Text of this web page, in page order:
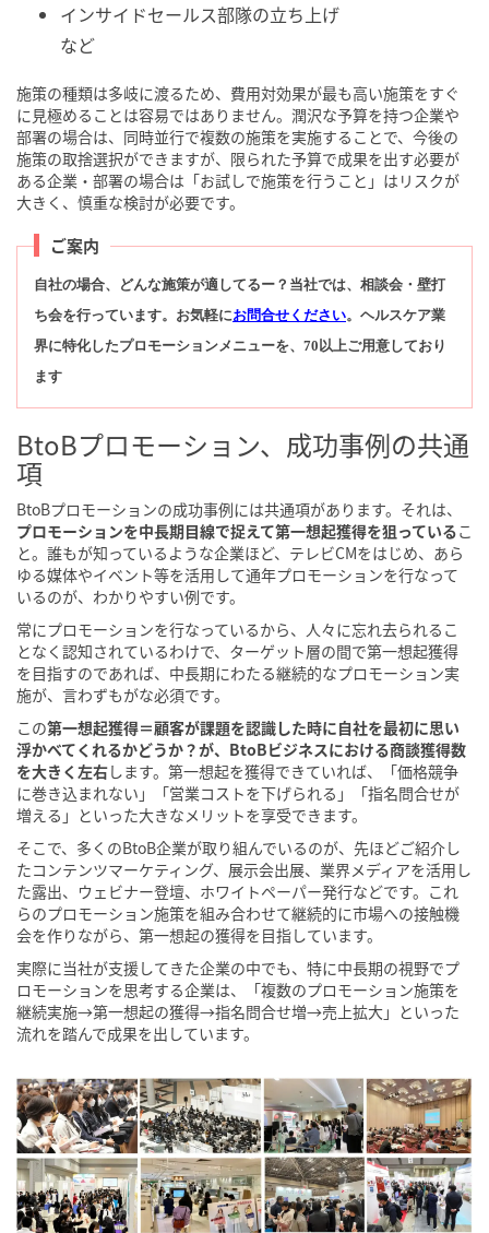
インサイドセールス部隊の立ち上げ
など
施策の種類は多岐に渡るため、費用対効果が最も高い施策をすぐ
に見極めることは容易ではありません。潤沢な予算を持つ企業や
部署の場合は、同時並行で複数の施策を実施することで、今後の
施策の取捨選択ができますが、限られた予算で成果を出す必要が
ある企業・部署の場合は「お試しで施策を行うこと」はリスクが
大きく、慎重な検討が必要です。
ご案内
自社の場合、どんな施策が適してるー？当社では、 相談会・壁打
ち会を行っています。お気軽にお問合せください。ヘルスケア業
界に特化したプロモーションメニューを、70以上ご用意しており
ます
BtoBプロモーション、成功事例の共通
項
BtoBプロモーションの成功事例には共通項があります。それは、
プロモーションを中長期目線で捉えて第一想起獲得を狙っているこ
と。誰もが知っているような企業ほど、テレビCMをはじめ、あら
ゆる媒体やイベント等を活用して通年プロモーションを行なって
いるのが、わかりやすい例です。
常にプロモーションを行なっているから、人々に忘れ去られるこ
となく認知されているわけで、ターゲット層の間で第一想起獲得
を目指すのであれば、中長期にわたる継続的なプロモーション実
施が、言わずもがな必須です。
この第一想起獲得＝顧客が課題を認識した時に自社を最初に思い
浮かべてくれるかどうか？が、BtoBビジネスにおける商談獲得数
を大きく左右します。第一想起を獲得できていれば、「価格競争
に巻き込まれない」「営業コストを下げられる」「指名問合せが
増える」といった大きなメリットを享受できます。
そこで、多くのBtoB企業が取り組んでいるのが、先ほどご紹介し
たコンテンツマーケティング、展示会出展、業界メディアを活用し
た露出、ウェビナー登壇、ホワイトペーパー発行などです。これ
らのプロモーション施策を組み合わせて継続的に市場への接触機
会を作りながら、第一想起の獲得を目指しています。
実際に当社が支援してきた企業の中でも、特に中長期の視野でプ
ロモーションを思考する企業は、「複数のプロモーション施策を
継続実施→第一想起の獲得→指名問合せ増→売上拡大」といった
流れを踏んで成果を出しています。